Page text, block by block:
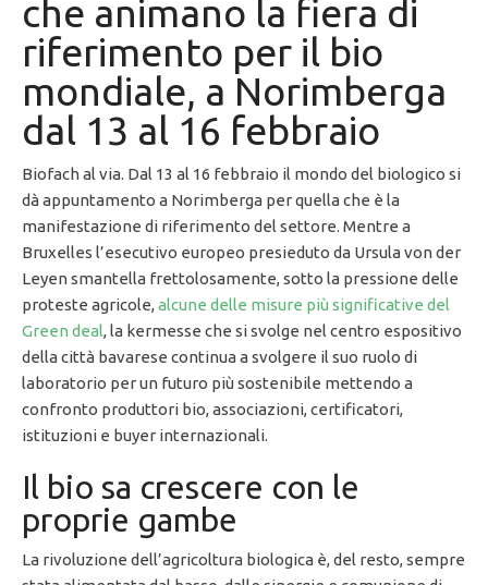
che animano la fiera di
riferimento per il bio
mondiale, a Norimberga
dal 13 al 16 febbraio
Biofach al via. Dal 13 al 16 febbraio il mondo del biologico si
dà appuntamento a Norimberga per quella che è la
manifestazione di riferimento del settore. Mentre a
Bruxelles l’esecutivo europeo presieduto da Ursula von der
Leyen smantella frettolosamente, sotto la pressione delle
proteste agricole,alcune delle misure più significative del
Green deal, la kermesse che si svolge nel centro espositivo
della città bavarese continua a svolgere il suo ruolo di
laboratorio per un futuro più sostenibile mettendo a
confronto produttori bio, associazioni, certificatori,
istituzioni e buyer internazionali.
Il bio sa crescere con le
proprie gambe
La rivoluzione dell’agricoltura biologica è, del resto, sempre